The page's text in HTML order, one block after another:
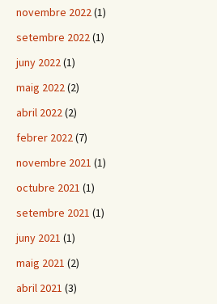
novembre 2022(1)
setembre 2022(1)
juny 2022(1)
maig 2022(2)
abril 2022(2)
febrer 2022(7)
novembre 2021 (1)
octubre 2021 (1)
setembre 2021 (1)
juny 2021 (1)
maig 2021 (2)
abril 2021 (3)